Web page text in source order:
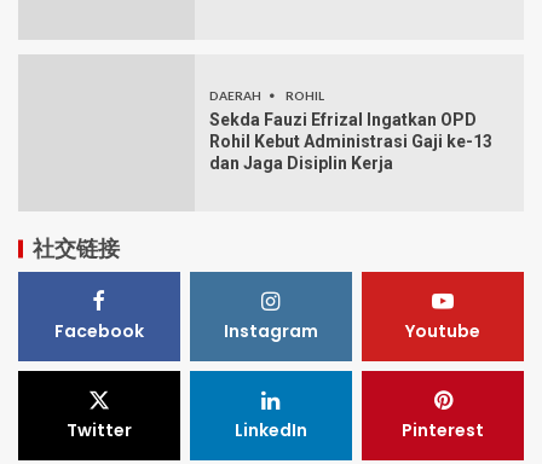
DAERAH ROHIL
Sekda Fauzi Efrizal Ingatkan OPD
Rohil Kebut Administrasi Gaji ke-13
dan Jaga Disiplin Kerja
社交链接
Facebook Instagram Youtube
Twitter LinkedIn Pinterest